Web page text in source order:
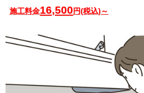
施工料金16,500円(税込)～